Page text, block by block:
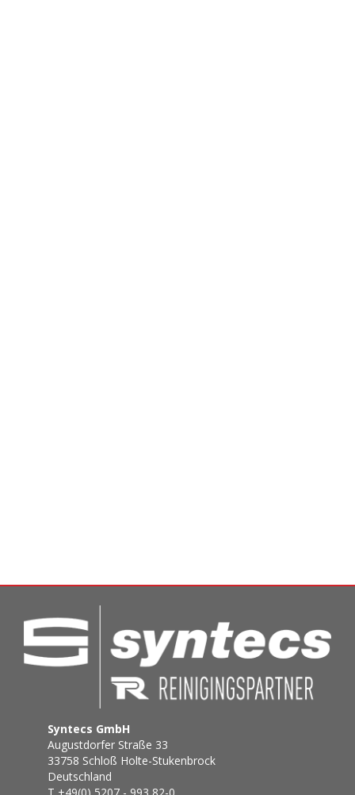
Syntecs GmbH
Augustdorfer Straße 33
33758 Schloß Holte-Stukenbrock
Deutschland